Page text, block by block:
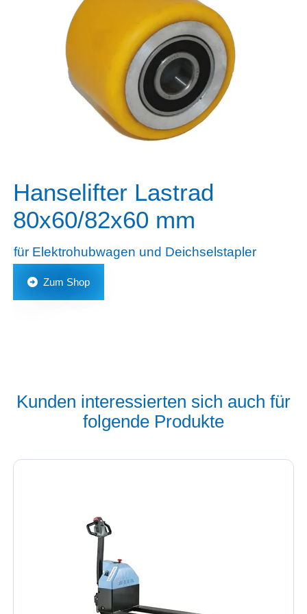
Hanselifter Lastrad
80x60/82x60 mm
für Elektrohubwagen und Deichselstapler
Zum Shop
Kunden interessierten sich auch für
folgende Produkte